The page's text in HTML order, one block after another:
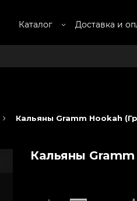
Каталог Доставка и
Кальяны Gramm Hookah
Кальяны